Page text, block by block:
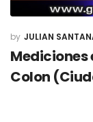
JULIAN
Mediciones
Colon